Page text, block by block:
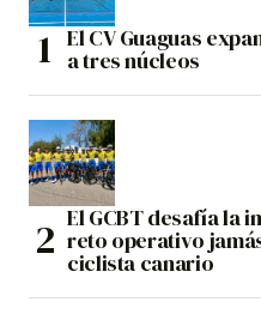
El CV Guaguas
a tres núcleos
El GCBT desafía la
reto operativo
ciclista canario